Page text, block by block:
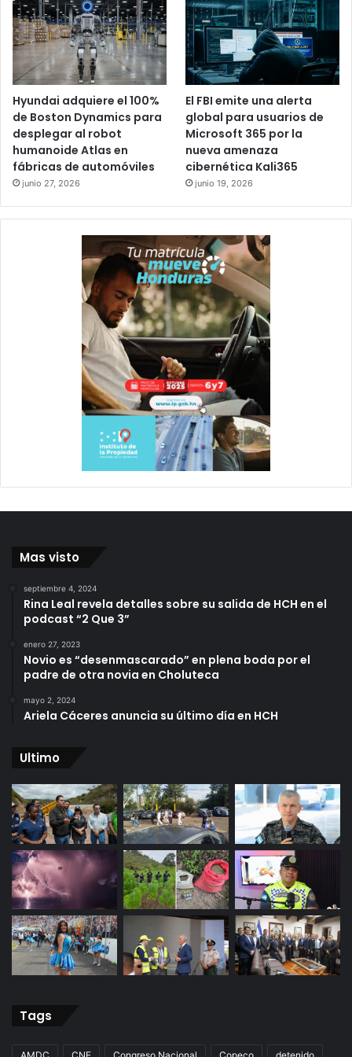
Médicos Sin Fronteras reiteró la importancia de fortalecer
la educación sexual, ampliar el acceso a servicios de salud
y garantizar atención psicológica confidencial para
adolescentes y sobrevivientes de violencia.
La organización advirtió que el embarazo adolescente y la
violencia sexual continúan siendo desafíos urgentes de
salud pública en Honduras.
Embarazo adolescente Honduras
Hyundai adquiere el 100%
de Boston Dynamics para
desplegar al robot
humanoide Atlas en
fábricas de automóviles
junio 27, 2026
El FBI emite una alerta
global para usuarios de
Microsoft 365 por la
nueva amenaza
cibernética Kali365
junio 19, 2026
Mas visto
septiembre 4, 2024
Rina Leal revela detalles sobre su salida de HCH en el
podcast “2 Que 3”
enero 27, 2023
Novio es “desenmascarado” en plena boda por el
padre de otra novia en Choluteca
mayo 2, 2024
Ariela Cáceres anuncia su último día en HCH
Ultimo
Tags